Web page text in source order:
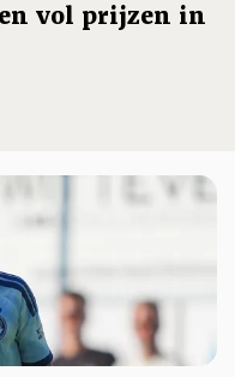
vol prijzen in